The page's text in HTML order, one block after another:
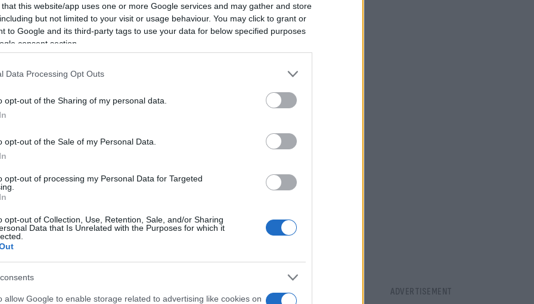
that this website/app uses one or more Google services and may gather and store
but not limited to your visit or usage behaviour. You may click to grant or
to Google and its third-party tags to use your data for below specified purposes
consent section.
Data Processing Opt Outs
opt-out of the Sharing of my personal data.
opt-out of the Sale of my Personal Data.
opt-out of processing my Personal Data for Targeted
opt-out of Collection, Use, Retention, Sale, and/or Sharing
Data that Is Unrelated with the Purposes for which it
allow Google to enable storage related to advertising like cookies on
Εύη
Κούρτη
Εθνική, νίκησε 83-74